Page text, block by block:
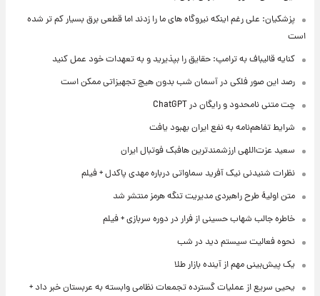
پزشکیان: علی رغم اینکه نیروگاه های ما را زدند اما قطعی برق بسیار کم تر شده
است
کنایه قالیباف به ترامپ: حقایق را بپذیرید و به تعهدات خود عمل کنید
رصد این صور فلکی در آسمان شب بدون هیچ تجهیزاتی ممکن است
چت متنی نامحدود و رایگان در ChatGPT
شرایط تفاهم‌نامه به نفع ایران بهبود یافت
سعید عزت‌اللهی ارزشمندترین هافبک فوتبال ایران
نظرات شنیدنی نیک آفرید سماواتی درباره مهدی پاکدل + فیلم
متن اولیۀ طرح راهبردی مدیریت تنگه هرمز منتشر شد
خاطره جالب شهاب حسینی از فرار در دوره سربازی + فیلم
نحوه فعالیت سیستم دید در شب
یک پیش‌بینی مهم از آینده بازار طلا
یحیی سریع از عملیات گسترده تجمعات نظامی وابسته به عربستان خبر داد +